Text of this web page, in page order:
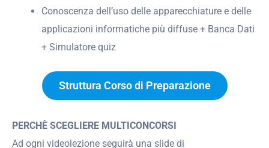
Conoscenza dell’uso delle apparecchiature e delle
applicazioni informatiche più diffuse + Banca Dati
+ Simulatore quiz
Struttura Corso di Preparazione
PERCHÈ SCEGLIERE MULTICONCORSI
Ad ogni videolezione seguirà una slide di